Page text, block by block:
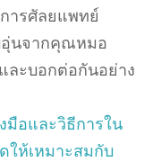
ารศัลยแพทย์
อุ่นจากคุณหมอ
ละบอกต่อกันอย่าง
มือและวิธีการใน
ให้เหมาะสมกับ